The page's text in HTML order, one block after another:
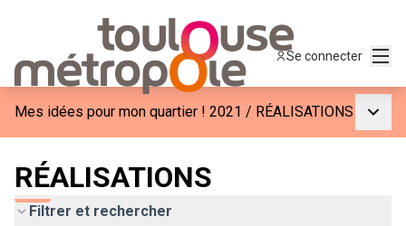
Se connecter
Mes idées pour mon quartier ! 2021 / RÉALISATIONS
RÉALISATIONS
Filtrer et rechercher